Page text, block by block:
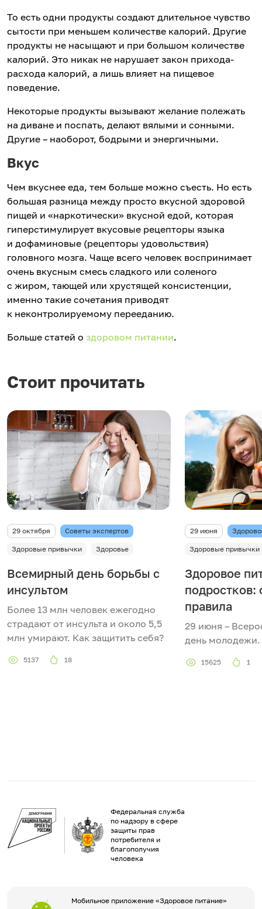
То есть одни продукты создают длительное чувство
сытости при меньшем количестве калорий. Другие
продукты не насыщают и при большом количестве
калорий. Это никак не нарушает закон прихода-
расхода калорий, а лишь влияет на пищевое
поведение.
Некоторые продукты вызывают желание полежать
на диване и поспать, делают вялыми и сонными.
Другие – наоборот, бодрыми и энергичными.
Вкус
Чем вкуснее еда, тем больше можно съесть. Но есть
большая разница между просто вкусной здоровой
пищей и «наркотически» вкусной едой, которая
гиперстимулирует вкусовые рецепторы языка
и дофаминовые (рецепторы удовольствия)
головного мозга. Чаще всего человек воспринимает
очень вкусным смесь сладкого или соленого
с жиром, тающей или хрустящей консистенции,
именно такие сочетания приводят
к неконтролируемому перееданию.
Больше статей о здоровом питании.
Стоит прочитать
29 октября Советы экспертов
Здоровые привычки Здоровье
Всемирный день борьбы с
инсультом
Более 13 млн человек ежегодно
страдают от инсульта и около 5,5
млн умирают. Как защитить себя?
5137 18
29 июня
Здоровые привычки
Здоровое
подростков:
правила
29 июня –
день молодежи.
15625 1
Федеральная служба
по надзору в сфере
защиты прав
потребителя и
благополучия
человека
Мобильное приложение «Здоровое питание»